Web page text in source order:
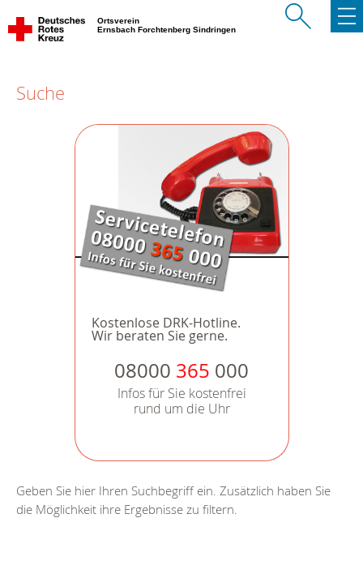
Ortsverein
Ernsbach Forchtenberg Sindringen
Suche
Kostenlose DRK-Hotline.
Wir beraten Sie gerne.
08000 365 000
Infos für Sie kostenfrei
rund um die Uhr
Geben Sie hier Ihren Suchbegriff ein. Zusätzlich haben Sie
die Möglichkeit ihre Ergebnisse zu filtern.